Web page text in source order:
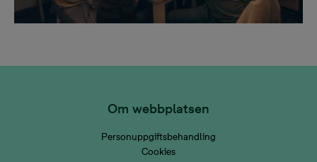
Om webbplatsen
Personuppgiftsbehandling
Cookies